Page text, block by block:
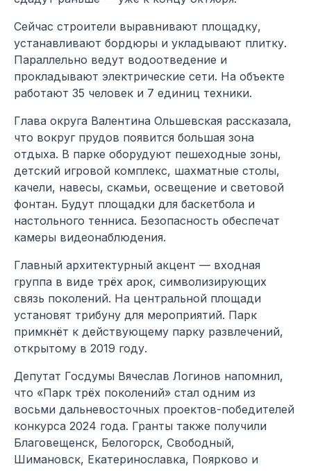
Сейчас строители выравнивают площадку,
устанавливают бордюры и укладывают плитку.
Параллельно ведут водоотведение и
прокладывают электрические сети. На объекте
работают 35 человек и 7 единиц техники.
Глава округа Валентина Ольшевская рассказала,
что вокруг прудов появится большая зона
отдыха. В парке оборудуют пешеходные зоны,
детский игровой комплекс, шахматные столы,
качели, навесы, скамьи, освещение и световой
фонтан. Будут площадки для баскетбола и
настольного тенниса. Безопасность обеспечат
камеры видеонаблюдения.
Главный архитектурный акцент — входная
группа в виде трёх арок, символизирующих
связь поколений. На центральной площади
установят трибуну для мероприятий. Парк
примкнёт к действующему парку развлечений,
открытому в 2019 году.
Депутат Госдумы Вячеслав Логинов напомнил,
что «Парк трёх поколений» стал одним из
восьми дальневосточных проектов-победителей
конкурса 2024 года. Гранты также получили
Благовещенск, Белогорск, Свободный,
Шимановск, Екатеринославка, Поярково и